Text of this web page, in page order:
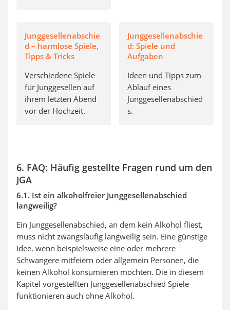
Junggesellenabschie
d – harmlose Spiele,
Tipps & Tricks
Verschiedene Spiele
für Junggesellen auf
ihrem letzten Abend
vor der Hochzeit.
Junggesellenabschie
d: Spiele und
Aufgaben
Ideen und Tipps zum
Ablauf eines
Junggesellenabschied
s.
6. FAQ: Häufig gestellte Fragen rund um den
JGA
6.1. Ist ein alkoholfreier Junggesellenabschied
langweilig?
Ein Junggesellenabschied, an dem kein Alkohol fliest,
muss nicht zwangsläufig langweilig sein. Eine günstige
Idee, wenn beispielsweise eine oder mehrere
Schwangere mitfeiern oder allgemein Personen, die
keinen Alkohol konsumieren möchten. Die in diesem
Kapitel vorgestellten Junggesellenabschied Spiele
funktionieren auch ohne Alkohol.